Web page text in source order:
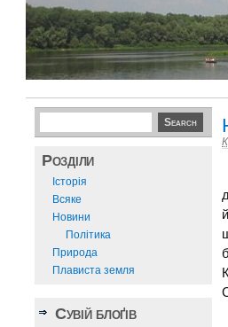
Розділи
Історія
Всяке
Новини
Політика
Природа
Плависта земля
Сувій блоґів